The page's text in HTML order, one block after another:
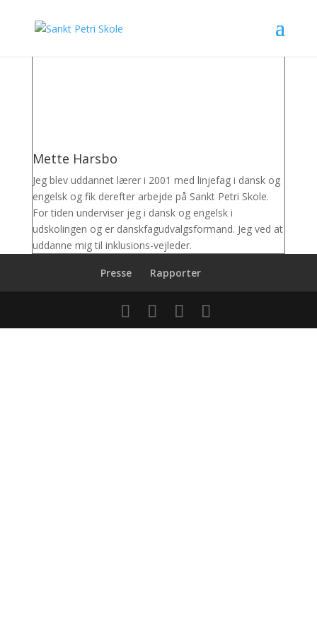
Mette Harsbo
Jeg blev uddannet lærer i 2001 med linjefag i dansk og
engelsk og fik derefter arbejde på Sankt Petri Skole.
For tiden underviser jeg i dansk og engelsk i
udskolingen og er danskfagudvalgsformand. Jeg ved at
uddanne mig til inklusions-vejleder.
Presse Rapporter